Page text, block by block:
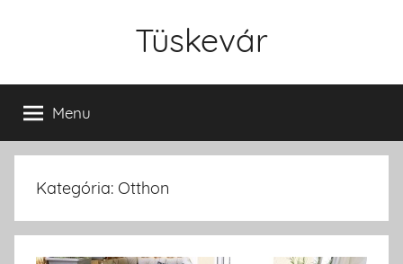
Tüskevár
Menu
Kategória: Otthon